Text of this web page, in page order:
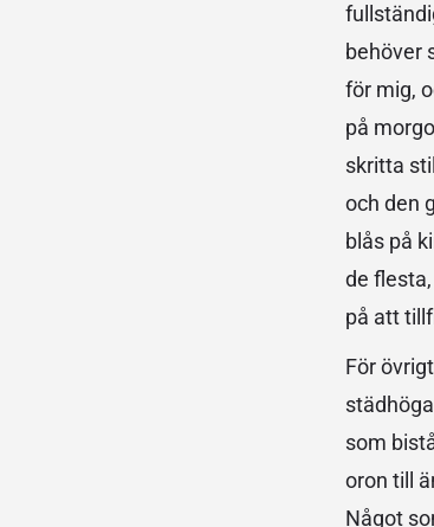
behöver
för mig,
på
skritta
och den
blås på
de
på att
För
som
oron till
Något